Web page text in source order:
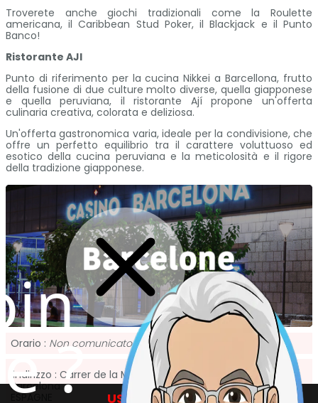
USO DEI COOKIE
Troverete anche giochi tradizionali come la Roulette
americana, il Caribbean Stud Poker, il Blackjack e il Punto
Banco!
Ristorante AJI
Punto di riferimento per la cucina Nikkei a Barcellona, frutto
della fusione di due culture molto diverse, quella giapponese
e quella peruviana, il ristorante Ají propone un'offerta
culinaria creativa, colorata e deliziosa.
Un'offerta gastronomica varia, ideale per la condivisione, che
offre un perfetto equilibrio tra il carattere voluttuoso ed
esotico della cucina peruviana e la meticolosità e il rigore
della tradizione giapponese.
Orario : Non comunicato
Iindirizzo : Carrer de la Marina, 19, 21, Ciutat Vella, 08005 ,
Barcelona
ESPAGNE ?